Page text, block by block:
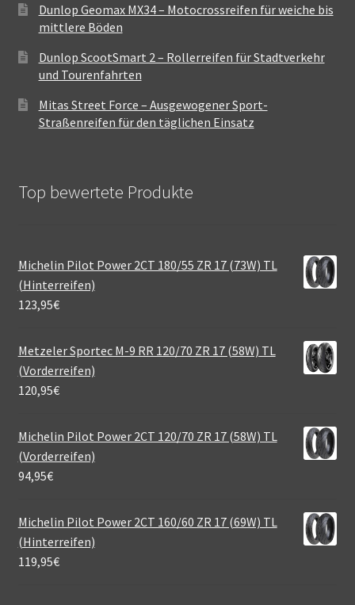
Dunlop Geomax MX34 – Motocrossreifen für weiche bis
mittlere Böden
Dunlop ScootSmart 2 – Rollerreifen für Stadtverkehr
und Tourenfahrten
Mitas Street Force – Ausgewogener Sport-
Straßenreifen für den täglichen Einsatz
Top bewertete Produkte
Michelin Pilot Power 2CT 180/55 ZR 17 (73W) TL
(Hinterreifen)
123,95€
Metzeler Sportec M-9 RR 120/70 ZR 17 (58W) TL
(Vorderreifen)
120,95€
Michelin Pilot Power 2CT 120/70 ZR 17 (58W) TL
(Vorderreifen)
94,95€
Michelin Pilot Power 2CT 160/60 ZR 17 (69W) TL
(Hinterreifen)
119,95€